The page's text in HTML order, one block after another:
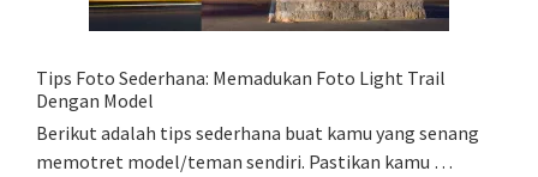
Kamu
Tips Foto Sederhana: Memadukan Foto Light Trail
Dengan Model
Berikut adalah tips sederhana buat kamu yang senang
memotret model/teman sendiri. Pastikan kamu …